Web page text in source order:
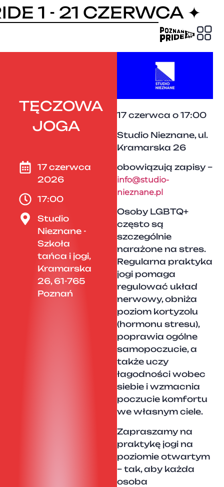
1 - 21 CZERWCA ✦
TĘCZOWA
JOGA
17 czerwca
2026
17:00
Studio
Nieznane -
Szkoła
tańca i jogi,
Kramarska
26, 61-765
Poznań
17 czerwca o 17:00
Studio Nieznane, ul.
Kramarska 26
obowiązują zapisy –
info@studio-
nieznane.pl
Osoby LGBTQ+
często są
szczególnie
narażone na stres.
Regularna praktyka
jogi pomaga
regulować układ
nerwowy, obniża
poziom kortyzolu
(hormonu stresu),
poprawia ogólne
samopoczucie, a
także uczy
łagodności wobec
siebie i wzmacnia
poczucie komfortu
we własnym ciele.
Zapraszamy na
praktykę jogi na
poziomie otwartym
– tak, aby każda
osoba